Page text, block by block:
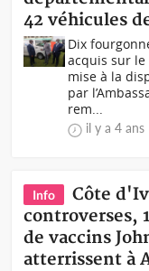
42 véhicules
Dix
acquis sur le
mise à la
par
rem...
il y a 4 ans
Info
Côte
controverses,
de vaccins
atterrissent à